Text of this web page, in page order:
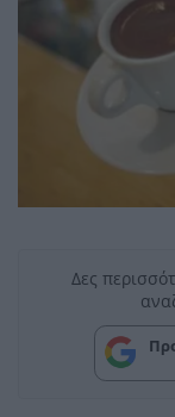
Δες